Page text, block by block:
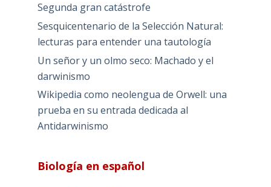
Segunda gran catástrofe
Sesquicentenario de la Selección Natural:
lecturas para entender una tautología
Un señor y un olmo seco: Machado y el
darwinismo
Wikipedia como neolengua de Orwell: una
prueba en su entrada dedicada al
Antidarwinismo
Biología en español